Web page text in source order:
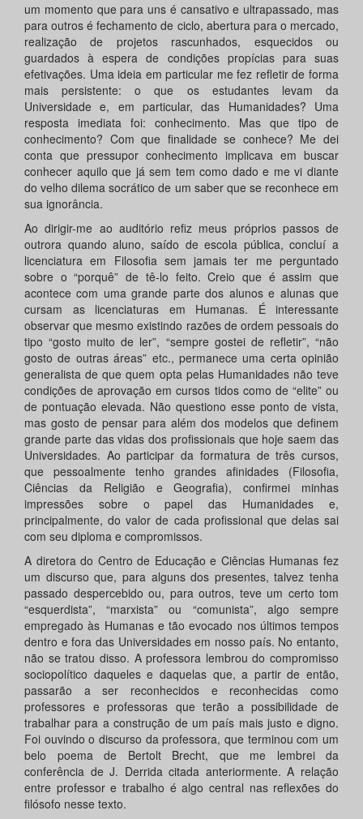
um momento que para uns é cansativo e ultrapassado, mas
para outros é fechamento de ciclo, abertura para o mercado,
realização de projetos rascunhados, esquecidos ou
guardados à espera de condições propícias para suas
efetivações. Uma ideia em particular me fez refletir de forma
mais persistente: o que os estudantes levam da
Universidade e, em particular, das Humanidades? Uma
resposta imediata foi: conhecimento. Mas que tipo de
conhecimento? Com que finalidade se conhece? Me dei
conta que pressupor conhecimento implicava em buscar
conhecer aquilo que já sem tem como dado e me vi diante
do velho dilema socrático de um saber que se reconhece em
sua ignorância.
Ao dirigir-me ao auditório refiz meus próprios passos de
outrora quando aluno, saído de escola pública, concluí a
licenciatura em Filosofia sem jamais ter me perguntado
sobre o “porquê” de tê-lo feito. Creio que é assim que
acontece com uma grande parte dos alunos e alunas que
cursam as licenciaturas em Humanas. É interessante
observar que mesmo existindo razões de ordem pessoais do
tipo “gosto muito de ler”, “sempre gostei de refletir”, “não
gosto de outras áreas” etc., permanece uma certa opinião
generalista de que quem opta pelas Humanidades não teve
condições de aprovação em cursos tidos como de “elite” ou
de pontuação elevada. Não questiono esse ponto de vista,
mas gosto de pensar para além dos modelos que definem
grande parte das vidas dos profissionais que hoje saem das
Universidades. Ao participar da formatura de três cursos,
que pessoalmente tenho grandes afinidades (Filosofia,
Ciências da Religião e Geografia), confirmei minhas
impressões sobre o papel das Humanidades e,
principalmente, do valor de cada profissional que delas sai
com seu diploma e compromissos.
A diretora do Centro de Educação e Ciências Humanas fez
um discurso que, para alguns dos presentes, talvez tenha
passado despercebido ou, para outros, teve um certo tom
“esquerdista”, “marxista” ou “comunista”, algo sempre
empregado às Humanas e tão evocado nos últimos tempos
dentro e fora das Universidades em nosso país. No entanto,
não se tratou disso. A professora lembrou do compromisso
sociopolítico daqueles e daquelas que, a partir de então,
passarão a ser reconhecidos e reconhecidas como
professores e professoras que terão a possibilidade de
trabalhar para a construção de um país mais justo e digno.
Foi ouvindo o discurso da professora, que terminou com um
belo poema de Bertolt Brecht, que me lembrei da
conferência de J. Derrida citada anteriormente. A relação
entre professor e trabalho é algo central nas reflexões do
filósofo nesse texto.